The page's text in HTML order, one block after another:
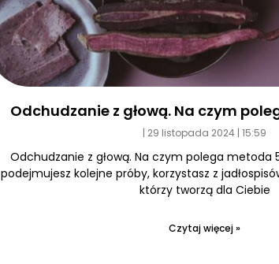
Odchudzanie z głową. Na czym
29 listopada 2024 15:59
Odchudzanie z głową. Na czym polega metoda
podejmujesz kolejne próby, korzystasz z
którzy tworzą dla Ciebie
Czytaj więcej »